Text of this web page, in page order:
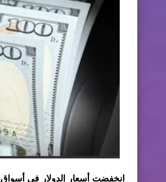
انخفضت أسعار الدولار في أسواق